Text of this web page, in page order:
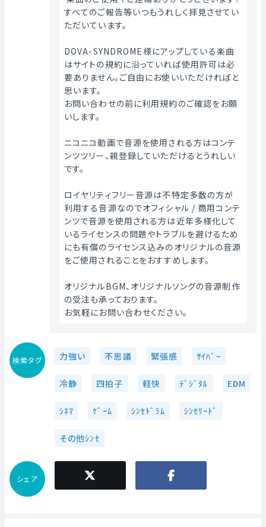
すべてのご報告等いつもうれしく拝見させてい
ただいています。
DOVA-SYNDROME様にアップしている楽曲
はサイトの規約に沿っていれば使用許可は必
要ありません。ご自由にお使いいただければと
思います。
お問い合わせの前に利用規約のご確認をお願
いします。
ニコニコ動画で音源を使用される方はコンテ
ンツツリー、親登録していただけるとうれしい
です。
ロイヤリティフリー音源は不特定多数の方が
利用する音源なのでオフィシャル / 商用コンテ
ンツで音源を使用される方は近年多様化して
いるライセンスの問題やトラブルを避けるため
にも有償のライセンス込みのオリジナルの音源
をご使用されることをおすすめします。
オリジナルBGM、オリジナルソングの音源制作
の受注も承っております。
お気軽にお問い合わせください。
検索タグ 力強い 不思議 緊張感 ｻｲﾊﾞｰ
冷静 四拍子 軽快 ﾃﾞｼﾞﾀﾙ EDM
ｼﾈﾏ ｹﾞｰﾑ ｼﾝｾﾄﾞﾗﾑ ｼﾝｾﾘｰﾄﾞ
その他ｼﾝｾ
シェア